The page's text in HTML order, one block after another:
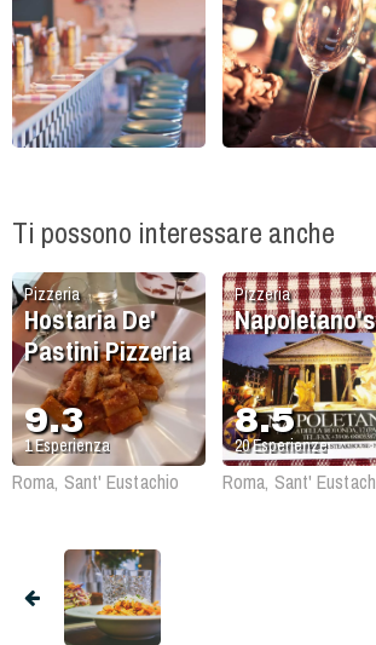
Ti possono interessare anche
Pizzeria
Hostaria De'
Pastini Pizzeria
9.3
1Esperienza
Roma, Sant' Eustachio
Pizzeria
Napoletano's
8.5
20Esperienze
Roma, Sant'